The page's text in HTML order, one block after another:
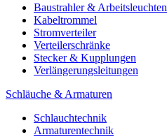
Baustrahler & Arbeitsleuchten
Kabeltrommel
Stromverteiler
Verteilerschränke
Stecker & Kupplungen
Verlängerungs­leitungen
Schläuche & Armaturen
Schlauchtechnik
Armaturentechnik